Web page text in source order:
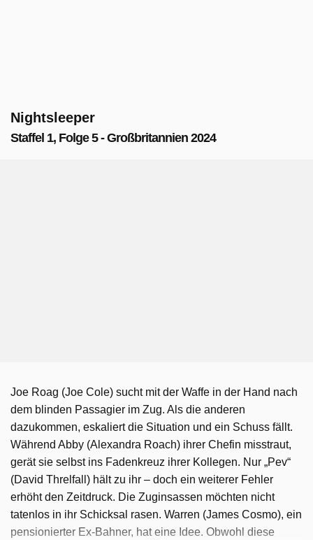
Nightsleeper
Staffel 1, Folge 5 - Großbritannien 2024
Joe Roag (Joe Cole) sucht mit der Waffe in der Hand nach
dem blinden Passagier im Zug. Als die anderen
dazukommen, eskaliert die Situation und ein Schuss fällt.
Während Abby (Alexandra Roach) ihrer Chefin misstraut,
gerät sie selbst ins Fadenkreuz ihrer Kollegen. Nur „Pev“
(David Threlfall) hält zu ihr – doch ein weiterer Fehler
erhöht den Zeitdruck. Die Zuginsassen möchten nicht
tatenlos in ihr Schicksal rasen. Warren (James Cosmo), ein
pensionierter Ex-Bahner, hat eine Idee. Obwohl diese